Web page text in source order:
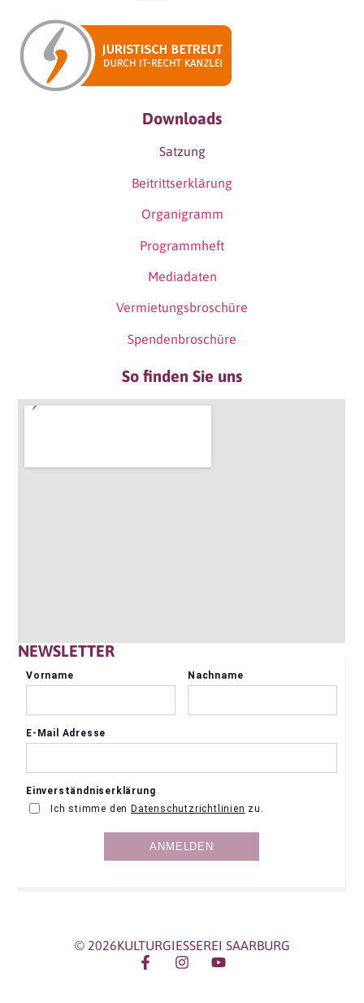
Downloads
Satzung
Beitrittserklärung
Organigramm
Programmheft
Mediadaten
Vermietungsbroschüre
Spendenbroschüre
So finden Sie uns
NEWSLETTER
© 2026KULTURGIESSEREI SAARBURG